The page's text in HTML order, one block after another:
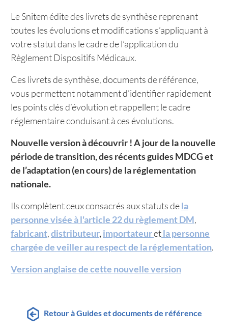
Le Snitem édite des livrets de synthèse reprenant
toutes les évolutions et modifications s’appliquant à
votre statut dans le cadre de l’application du
Règlement Dispositifs Médicaux.
Ces livrets de synthèse, documents de référence,
vous permettent notamment d’identifier rapidement
les points clés d’évolution et rappellent le cadre
réglementaire conduisant à ces évolutions.
Nouvelle version à découvrir ! A jour de la nouvelle
période de transition, des récents guides MDCG et
de l’adaptation (en cours) de la réglementation
nationale.
Ils complètent ceux consacrés aux statuts dela
personne visée à l'article 22 du règlement DM,
fabricant,distributeur,importateuretla personne
chargée de veiller au respect de la réglementation.
Version anglaise de cette nouvelle version
Retour à Guides et documents de référence